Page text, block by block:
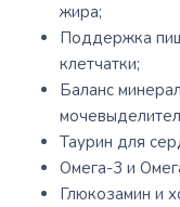
жира;
Поддержка
клетчатки;
Баланс
Таурин для
Омега-3 и
Глюкозамин и